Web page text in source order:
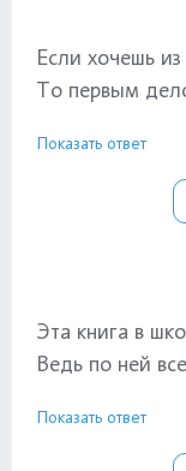
Если хочешь из
То первым
Показать ответ
Эта книга в
Ведь по ней
Показать ответ